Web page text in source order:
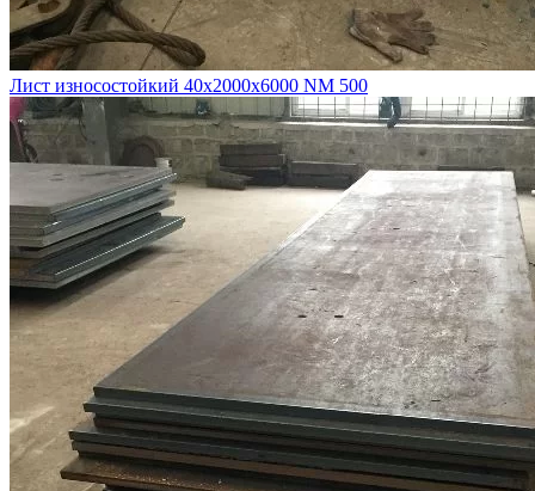
Лист износостойкий 40х2000х6000 NM 500